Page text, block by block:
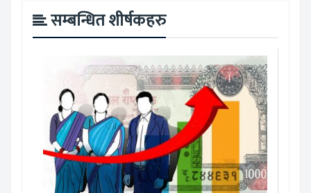
सम्बन्धित शीर्षकहरु